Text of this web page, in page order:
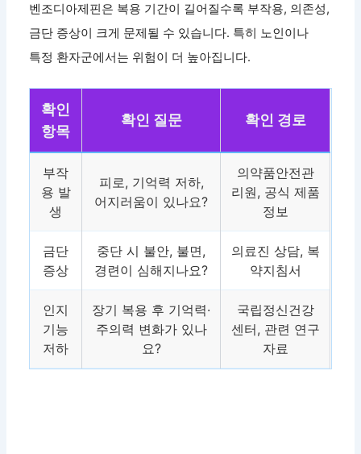
벤조디아제핀은 복용 기간이 길어질수록 부작용, 의존성,
금단 증상이 크게 문제될 수 있습니다. 특히 노인이나
특정 환자군에서는 위험이 더 높아집니다.
확인
항목
확인 질문 확인 경로
부작
용 발
생
피로, 기억력 저하,
어지러움이 있나요?
의약품안전관
리원, 공식 제품
정보
금단
증상
중단 시 불안, 불면,
경련이 심해지나요?
의료진 상담, 복
약지침서
인지
기능
저하
장기 복용 후 기억력·
주의력 변화가 있나
요?
국립정신건강
센터, 관련 연구
자료